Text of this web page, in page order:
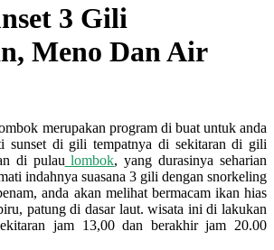
3 Gili
Meno Dan Air
merupakan program di buat untuk anda
sunset di gili tempatnya di sekitaran di gili
di pulau lombok, yang durasinya seharian
indahnya suasana 3 gili dengan snorkeling
anda akan melihat bermacam ikan hias
patung di dasar laut. wisata ini di lakukan
jam 13,00 dan berakhir jam 20.00